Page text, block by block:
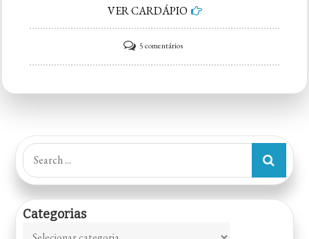
VER CARDÁPIO
5 comentáriosem
Raful
25
Março
Search
for:
Categorias
Categorias